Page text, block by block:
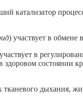
катализатор
) участвует в
в
здоровом состоянии
тканевого дыхания,